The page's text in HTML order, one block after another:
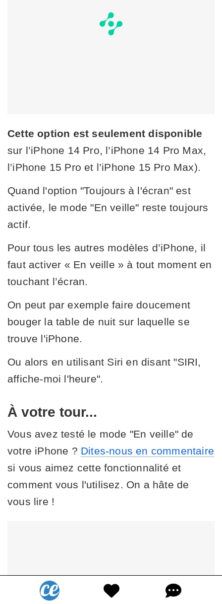
Cette option est seulement disponible
sur l’iPhone 14 Pro, l’iPhone 14 Pro Max,
l’iPhone 15 Pro et l’iPhone 15 Pro Max).
Quand l'option "Toujours à l'écran" est
activée, le mode "En veille" reste toujours
actif.
Pour tous les autres modèles d’iPhone, il
faut activer « En veille » à tout moment en
touchant l’écran.
On peut par exemple faire doucement
bouger la table de nuit sur laquelle se
trouve l'iPhone.
Ou alors en utilisant Siri en disant "SIRI,
affiche-moi l'heure".
À votre tour...
Vous avez testé le mode "En veille" de
votre iPhone ? Dites-nous en commentaire
si vous aimez cette fonctionnalité et
comment vous l'utilisez. On a hâte de
vous lire !